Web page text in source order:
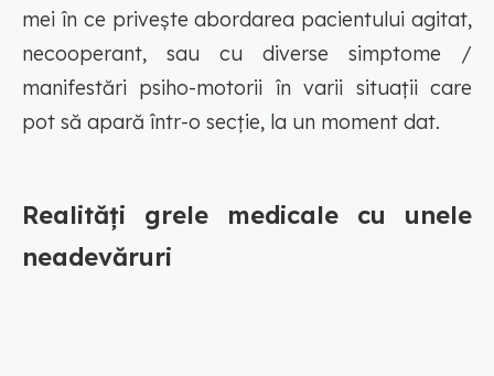
mei în ce privește abordarea pacientului agitat,
necooperant, sau cu diverse simptome /
manifestări psiho-motorii în varii situații care
pot să apară într-o secție, la un moment dat.
Realități grele medicale cu unele
neadevăruri